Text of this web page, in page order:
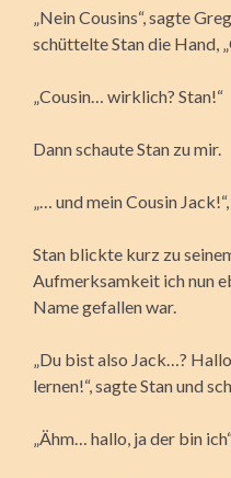
„Nein Cousins“, sagte
schüttelte Stan die Hand,
„Cousin… wirklich? Stan!“
Dann schaute Stan zu mir.
„… und mein Cousin
Stan blickte kurz zu
Aufmerksamkeit ich nun
Name gefallen war.
„Du bist also Jack…?
lernen!“, sagte Stan und
„Ähm… hallo, ja der bin